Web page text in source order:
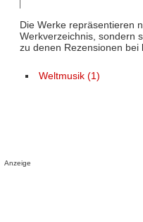
Die Werke repräsentieren
Werkverzeichnis, sondern
zu denen Rezensionen bei
Weltmusik (1)
Anzeige